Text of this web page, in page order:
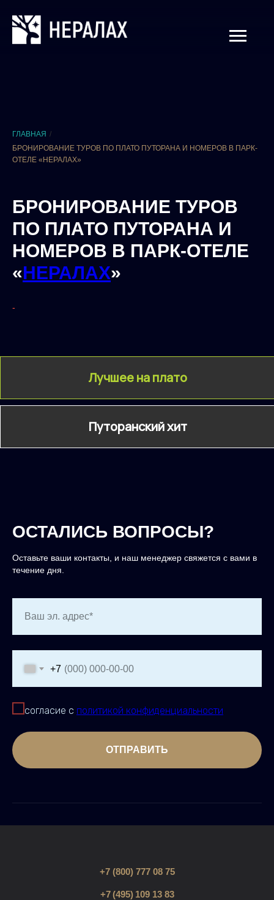
ГЛАВНАЯ /
БРОНИРОВАНИЕ ТУРОВ ПО ПЛАТО ПУТОРАНА И НОМЕРОВ В ПАРК-
ОТЕЛЕ «НЕРАЛАХ»
БРОНИРОВАНИЕ ТУРОВ
ПО ПЛАТО ПУТОРАНА И
НОМЕРОВ В ПАРК-ОТЕЛЕ
«НЕРАЛАХ»
-
Лучшее на плато
Путоранский хит
ОСТАЛИСЬ ВОПРОСЫ?
Оставьте ваши контакты, и наш менеджер свяжется с вами в
течение дня.
Ваш эл. адрес*
+7
согласие с политикой конфиденциальности
ОТПРАВИТЬ
+7 (800) 777 08 75
+7 (495) 109 13 83